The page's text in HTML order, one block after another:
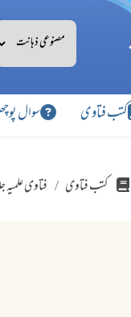
کتب فتاوی سوال
کتب فتاوی فتاوی علمیہ